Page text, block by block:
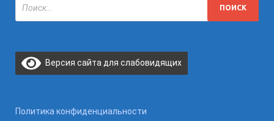
Версия сайта для слабовидящих
Политика конфиденциальности